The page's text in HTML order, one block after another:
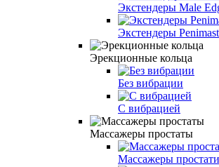
Экстендеры Male
Экстендеры
Эрекционные кольца
Без вибрации
С вибрацией
Массажеры простаты
Массажеры